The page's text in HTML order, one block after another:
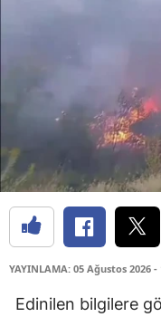
YAYINLAMA: 05 Ağustos 2026 -
Edinilen bilgilere